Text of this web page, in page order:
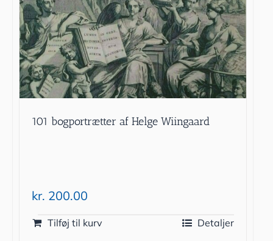
101 bogportrætter af Helge Wiingaard
kr. 200.00
Tilføj til kurv Detaljer